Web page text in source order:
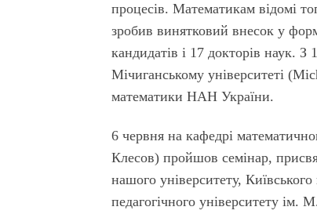
процесів. Математикам відомі
зробив винятковий внесок у
кандидатів і 17 докторів наук.
Мічиганському університеті
математики НАН України.
6 червня на кафедрі
Клесов) пройшов семінар,
нашого університету,
педагогічного університету